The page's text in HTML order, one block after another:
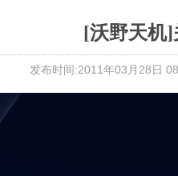
[沃野天机]
发布时间:2011年03月28日